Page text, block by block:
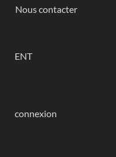
Nous contacter
ENT
connexion